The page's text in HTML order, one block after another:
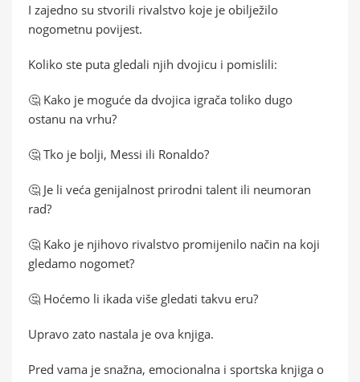
I zajedno su stvorili rivalstvo koje je obilježilo
nogometnu povijest.
Koliko ste puta gledali njih dvojicu i pomislili:
🤔 Kako je moguće da dvojica igrača toliko dugo
ostanu na vrhu?
🤔 Tko je bolji, Messi ili Ronaldo?
🤔 Je li veća genijalnost prirodni talent ili neumoran
rad?
🤔 Kako je njihovo rivalstvo promijenilo način na koji
gledamo nogomet?
🤔 Hoćemo li ikada više gledati takvu eru?
Upravo zato nastala je ova knjiga.
Pred vama je snažna, emocionalna i sportska knjiga o